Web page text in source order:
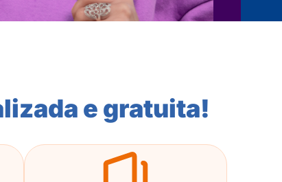
e gratuita!